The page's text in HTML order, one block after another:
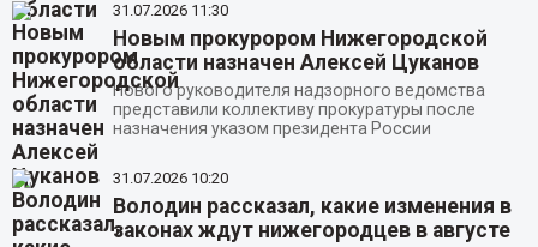
31.07.2026 11:30
Новым прокурором Нижегородской
области назначен Алексей Цуканов
Нового руководителя надзорного ведомства
представили коллективу прокуратуры после
назначения указом президента России
31.07.2026 10:20
Володин рассказал, какие изменения в
законах ждут нижегородцев в августе